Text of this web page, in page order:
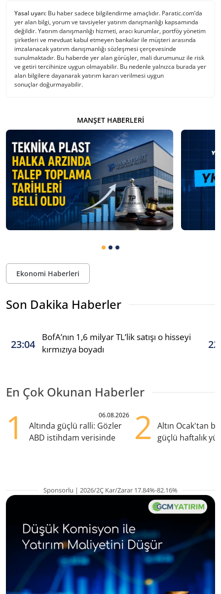
Yasal uyarı: Bu haber sadece bilgilendirme amaçlıdır. Paratic.com’da
yer alan bilgi, yorum ve tavsiyeler yatırım danışmanlığı kapsamında
değildir. Yatırım danışmanlığı hizmeti, aracı kurumlar, portföy yönetim
şirketleri ve mevduat kabul etmeyen bankalar ile müşteri arasında
imzalanacak yatırım danışmanlığı sözleşmesi çerçevesinde
sunulmaktadır. Bu haberde yer alan görüşler, mali durumunuz ile risk
ve getiri tercihinize uygun olmayabilir. Bu nedenle yalnızca burada yer
alan bilgilere dayanarak yatırım kararı verilmesi uygun
sonuçlar doğurmayabilir.
MANŞET HABERLERI
Ekonomi Haberleri
Son Dakika Haberler
23:04
BofA’nın 1,6 milyar TL’lik satışı o hisseyi
kırmızıya boyadı
En Çok Okunan Haberler
1 06.08.2026
Altında güçlü ralli: Gözler
ABD istihdam verisinde
2
Altın Ocak'tan
güçlü haftalık
Sponsorlu | 2026/2Ç Kar/Zarar 17.84%-82.16%